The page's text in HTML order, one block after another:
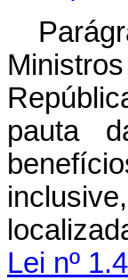
pauta
Lei nº